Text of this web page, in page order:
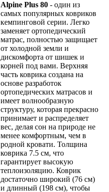
Alpine Plus 80 - один из
самых популярных ковриков
кемпинговой серии. Легко
заменяет ортопедический
матрас, полностью защищает
от холодной земли и
дискомфорта от шишек и
корней под вами. Верхняя
часть коврика создана на
основе разработок
ортопедических матрасов и
имеет волнообразную
структуру, которая прекрасно
принимает и распределяет
вес, делая сон на природе не
менее комфортным, чем в
родной кровати. Толщина
коврика 7.5 см, что
гарантирует высокую
теплоизоляцию. Коврик
достаточно широкий (76 см)
и длинный (198 см), чтобы